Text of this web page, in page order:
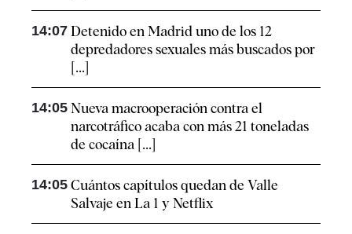
14:07 Detenido en Madrid uno de los 12
depredadores sexuales más buscados por
[...]
14:05 Nueva macrooperación contra el
narcotráfico acaba con más 21 toneladas
de cocaína [...]
14:05 Cuántos capítulos quedan de Valle
Salvaje en La 1 y Netflix